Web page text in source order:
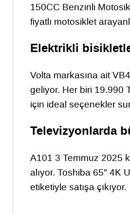
150CC Benzinli
fiyatlı motosiklet
Elektrikli
Volta markasına ait
geliyor. Her biri 19.990
için ideal seçenekler
Televizyonlarda
A101 3 Temmuz 2025
alıyor. Toshiba 65″ 4K
etiketiyle satışa çıkıyor.